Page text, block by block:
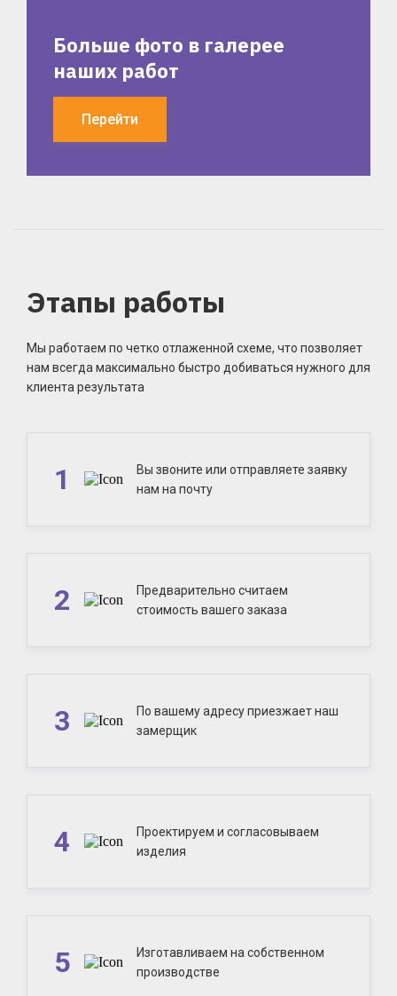
Больше фото в галерее
наших работ
Перейти
Этапы работы
Мы работаем по четко отлаженной схеме, что позволяет
нам всегда максимально быстро добиваться нужного для
клиента результата
1
Вы звоните или отправляете заявку
нам на почту
2
Предварительно считаем
стоимость вашего заказа
3
По вашему адресу приезжает наш
замерщик
4
Проектируем и согласовываем
изделия
5
Изготавливаем на собственном
производстве